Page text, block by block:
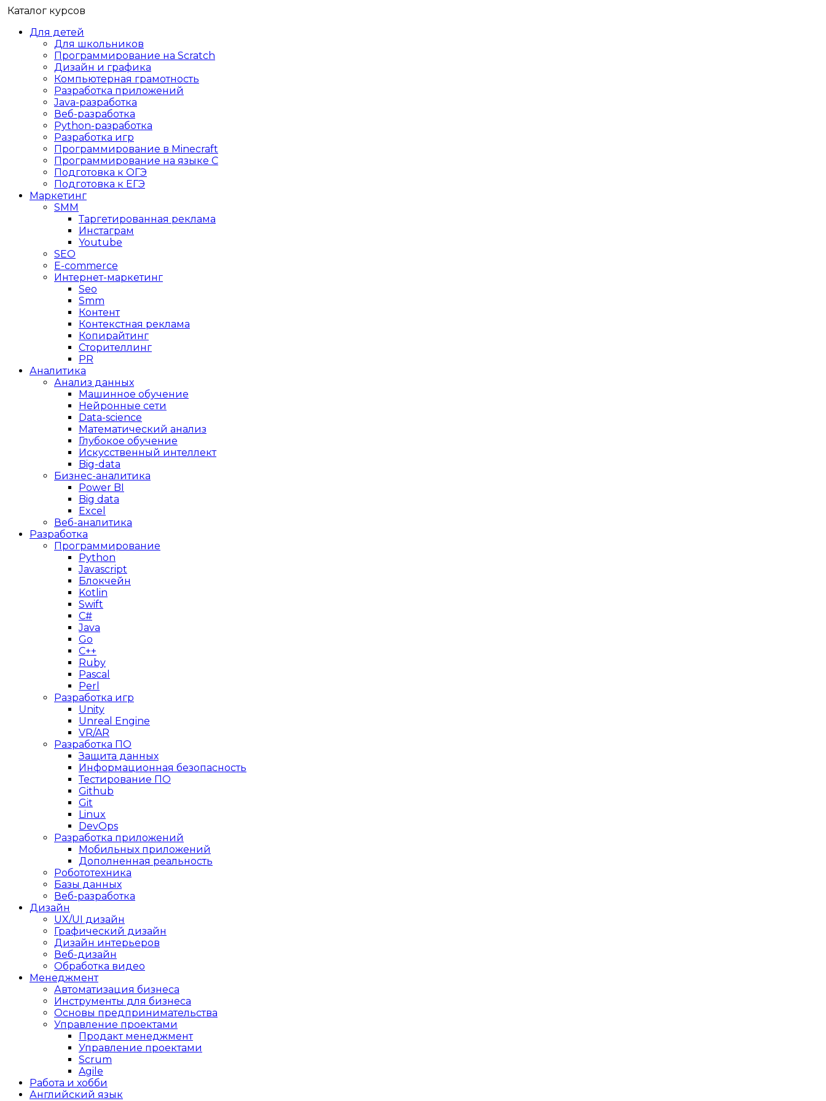
Каталог курсов
Для детей
Для школьников
Программирование на Scratch
Дизайн и графика
Компьютерная грамотность
Разработка приложений
Java-разработка
Веб-разработка
Python-разработка
Разработка игр
Программирование в Minecraft
Программирование на языке C
Подготовка к ОГЭ
Подготовка к ЕГЭ
Маркетинг
SMM
Таргетированная реклама
Инстаграм
Youtube
SEO
E-сommerce
Интернет-маркетинг
Seo
Smm
Контент
Контекстная реклама
Копирайтинг
Сторителлинг
PR
Аналитика
Анализ данных
Машинное обучение
Нейронные сети
Data-science
Математический анализ
Глубокое обучение
Искусственный интеллект
Big-data
Бизнес-аналитика
Power BI
Big data
Excel
Веб-аналитика
Разработка
Программирование
Python
Javascript
Блокчейн
Kotlin
Swift
C#
Java
Go
C++
Ruby
Pascal
Perl
Разработка игр
Unity
Unreal Engine
VR/AR
Разработка ПО
Защита данных
Информационная безопасность
Тестирование ПО
Github
Git
Linux
DevOps
Разработка приложений
Мобильных приложений
Дополненная реальность
Робототехника
Базы данных
Веб-разработка
Дизайн
UX/UI дизайн
Графический дизайн
Дизайн интерьеров
Веб-дизайн
Обработка видео
Менеджмент
Автоматизация бизнеса
Инструменты для бизнеса
Основы предпринимательства
Управление проектами
Продакт менеджмент
Управление проектами
Scrum
Agile
Работа и хобби
Английский язык